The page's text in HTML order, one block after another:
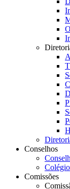
Conselhos
Comissões